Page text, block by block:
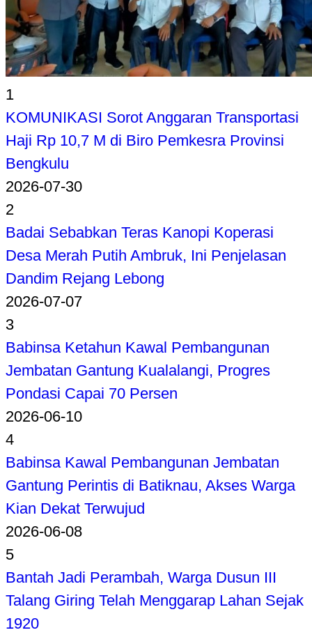
1
KOMUNIKASI Sorot Anggaran Transportasi
Haji Rp 10,7 M di Biro Pemkesra Provinsi
Bengkulu
2026-07-30
2
Badai Sebabkan Teras Kanopi Koperasi
Desa Merah Putih Ambruk, Ini Penjelasan
Dandim Rejang Lebong
2026-07-07
3
Babinsa Ketahun Kawal Pembangunan
Jembatan Gantung Kualalangi, Progres
Pondasi Capai 70 Persen
2026-06-10
4
Babinsa Kawal Pembangunan Jembatan
Gantung Perintis di Batiknau, Akses Warga
Kian Dekat Terwujud
2026-06-08
5
Bantah Jadi Perambah, Warga Dusun III
Talang Giring Telah Menggarap Lahan Sejak
1920